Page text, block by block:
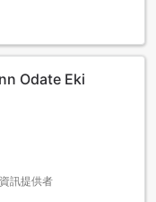
Odate Eki
訊提供者